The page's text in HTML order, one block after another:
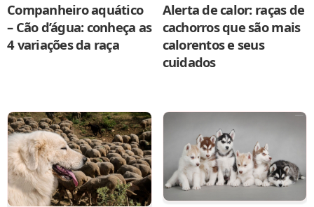
Companheiro aquático
– Cão d’água: conheça as
4 variações da raça
Alerta de calor: raças de
cachorros que são mais
calorentos e seus
cuidados